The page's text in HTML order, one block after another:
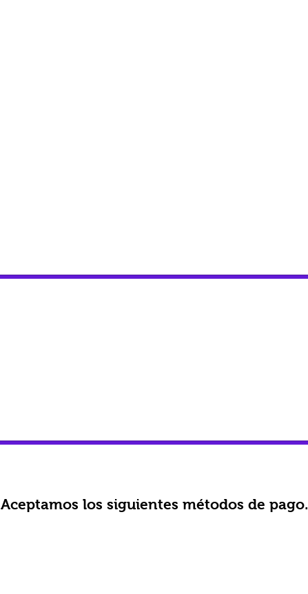
Aceptamos los siguientes métodos de pago.